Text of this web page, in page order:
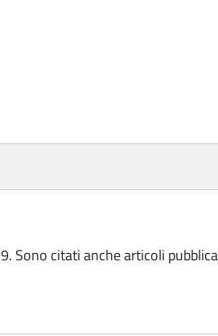
citati anche articoli